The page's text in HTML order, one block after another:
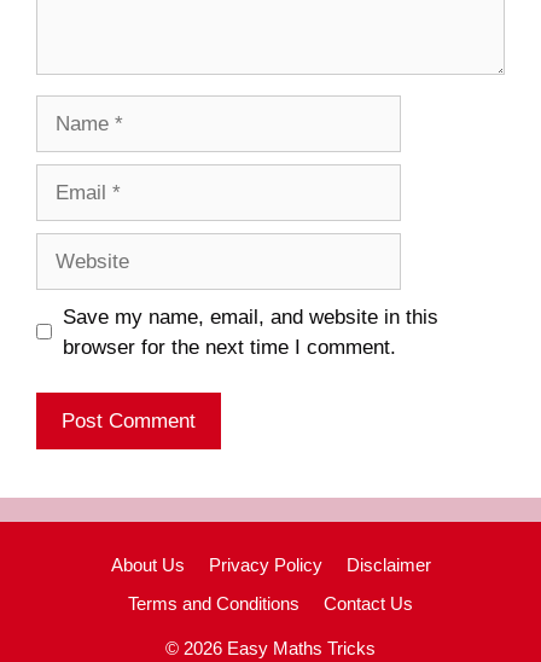
Save my name, email, and website in this
browser for the next time I comment.
About Us Privacy Policy
Disclaimer
Terms and Conditions
Contact Us
© 2026 Easy Maths Tricks